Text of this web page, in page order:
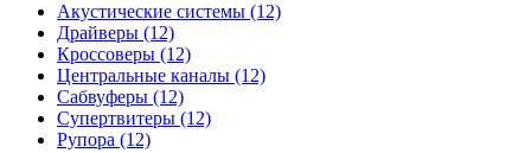
Акустические системы (12)
Драйверы (12)
Кроссоверы (12)
Центральные каналы (12)
Сабвуферы (12)
Супертвитеры (12)
Рупора (12)